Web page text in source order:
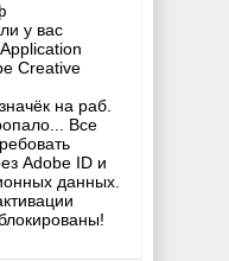
у вас
Creative
на раб.
Все
Adobe ID и
данных.